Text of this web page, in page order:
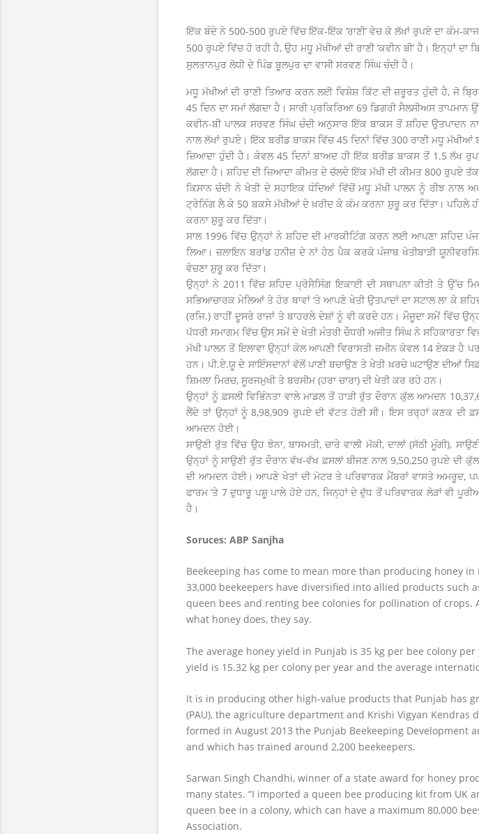
ਇੱਕ ਬੰਦੇ ਨੇ 500-500 ਰੁਪਏ ਵਿੱਚ ਇੱਕ-ਇੱਕ ‘ਰਾਣੀ’ ਵੇਚ ਕੇ ਲੱਖਾਂ ਰੁਪਏ ਦਾ ਕੰਮ-
500 ਰੁਪਏ ਵਿੱਚ ਹੋ ਰਹੀ ਹੈ, ਉਹ ਮਧੂ ਮੱਖੀਆਂ ਦੀ ਰਾਣੀ ‘ਕ‍ਵੀਨ ਬੀ’ ਹੈ। ਇਨ੍ਹਾਂ ਦਾ
ਸੁਲਤਾਨਪੁਰ ਲੋਧੀ ਦੇ ਪਿੰਡ ਬੂਲਪੁਰ ਦਾ ਵਾਸੀ ਸਰਵਣ ਸਿੰਘ ਚੰਦੀ ਹੈ।
ਮਧੂ ਮੱਖੀਆਂ ਦੀ ਰਾਣੀ ਤਿਆਰ ਕਰਨ ਲਈ ਵਿਸ਼ੇਸ਼ ਕਿੱਟ ਦੀ ਜ਼ਰੂਰਤ ਹੁੰਦੀ ਹੈ, ਜੋ
45 ਦਿਨ ਦਾ ਸਮਾਂ ਲੱਗਦਾ ਹੈ। ਸਾਰੀ ਪ੍ਰਕਿਰਿਆ 69 ਡਿਗਰੀ ਸੈਲਸੀਅਸ
ਕ‍ਵੀਨ-ਬੀ ਪਾਲਕ ਸਰਵਣ ਸਿੰਘ ਚੰਦੀ ਅਨੁਸਾਰ ਇੱਕ ਬਾਕਸ ਤੋਂ ਸ਼ਹਿਦ ਉਤਪਾਦਨ
ਨਾਲ ਲੱਖਾਂ ਰੁਪਏ। ਇੱਕ ਬਰੀਡ ਬਾਕਸ ਵਿੱਚ 45 ਦਿਨਾਂ ਵਿੱਚ 300 ਰਾਣੀ ਮਧੂ
ਜ਼ਿਆਦਾ ਹੁੰਦੀ ਹੈ। ਕੇਵਲ 45 ਦਿਨਾਂ ਬਾਅਦ ਹੀ ਇੱਕ ਬਰੀਡ ਬਾਕਸ ਤੋਂ 1.5 ਲੱਖ
ਲੱਗਦਾ ਹੈ। ਸ਼ਹਿਦ ਦੀ ਜ਼ਿਆਦਾ ਕੀਮਤ ਦੇ ਚੱਲਦੇ ਇੱਕ ਮੱਖੀ ਦੀ ਕੀਮਤ 800 ਰੁਪਏ ਤੱਕ
ਕਿਸਾਨ ਚੰਦੀ ਨੇ ਖੇਤੀ ਦੇ ਸਹਾਇਕ ਧੰਦਿਆਂ ਵਿੱਚੋਂ ਮਧੂ ਮੱਖੀ ਪਾਲਨ ਨੂੰ ਰੀਝ
ਟ੍ਰੇਨਿੰਗ ਲੈ ਕੇ 50 ਬਕਸੇ ਮੱਖੀਆਂ ਦੇ ਖ਼ਰੀਦ ਕੇ ਕੰਮ ਕਰਨਾ ਸ਼ੁਰੂ ਕਰ ਦਿੱਤਾ। ਪਹਿਲੇ
ਕਰਨਾ ਸ਼ੁਰੂ ਕਰ ਦਿੱਤਾ।
ਸਾਲ 1996 ਵਿੱਚ ਉਨ੍ਹਾਂ ਨੇ ਸ਼ਹਿਦ ਦੀ ਮਾਰਕੀਟਿੰਗ ਕਰਨ ਲਈ ਆਪਣਾ ਸ਼ਹਿਦ
ਲਿਆ। ਜ਼ਲਾਇਨ ਬਰਾਂਡ ਹਨੀਜ਼ ਦੇ ਨਾਂ ਹੇਠ ਪੈਕ ਕਰਕੇ ਪੰਜਾਬ ਖੇਤੀਬਾੜੀ
ਵੇਚਣਾ ਸ਼ੁਰੂ ਕਰ ਦਿੱਤਾ।
ਉਨ੍ਹਾਂ ਨੇ 2011 ਵਿੱਚ ਸ਼ਹਿਦ ਪ੍ਰੋਸੈਸਿੰਗ ਇਕਾਈ ਦੀ ਸਥਾਪਨਾ ਕੀਤੀ ਤੇ
ਸਭਿਆਚਾਰਕ ਮੇਲਿਆਂ ਤੇ ਹੋਰ ਥਾਵਾਂ ‘ਤੇ ਆਪਣੇ ਖੇਤੀ ਉਤਪਾਦਾਂ ਦਾ ਸਟਾਲ ਲਾ ਕੇ
(ਰਜਿ.) ਰਾਹੀਂ ਦੂਸਰੇ ਰਾਜਾਂ ਤੇ ਬਾਹਰਲੇ ਦੇਸ਼ਾਂ ਨੂੰ ਵੀ ਕਰਦੇ ਹਨ। ਮੌਜੂਦਾ ਸਮੇਂ ਵਿੱਚ
ਪੱਧਰੀ ਸਮਾਗਮ ਵਿੱਚ ਉਸ ਸਮੇਂ ਦੇ ਖੇਤੀ ਮੰਤਰੀ ਚੌਧਰੀ ਅਜੀਤ ਸਿੰਘ ਨੇ ਸਹਿਕਾਰਤਾ
ਮੱਖੀ ਪਾਲਨ ਤੋਂ ਇਲਾਵਾ ਉਨ੍ਹਾਂ ਕੋਲ ਆਪਣੀ ਵਿਰਾਸਤੀ ਜ਼ਮੀਨ ਕੇਵਲ 14 ਏਕੜ
ਹਨ। ਪੀ.ਏ.ਯੂ ਦੇ ਸਾਇੰਸਦਾਨਾਂ ਵੱਲੋਂ ਪਾਣੀ ਬਚਾਉਣ ਤੇ ਖੇਤੀ ਖ਼ਰਚੇ ਘਟਾਉਣ ਦੀਆਂ
ਸ਼ਿਮਲਾ ਮਿਰਚ, ਸੂਰਜਮੁਖੀ ਤੇ ਬਰਸੀਮ (ਹਰਾ ਚਾਰਾ) ਦੀ ਖੇਤੀ ਕਰ ਰਹੇ ਹਨ।
ਉਨ੍ਹਾਂ ਨੂੰ ਫ਼ਸਲੀ ਵਿਭਿੰਨਤਾ ਵਾਲੇ ਮਾਡਲ ਤੋਂ ਹਾੜੀ ਰੁੱਤ ਦੌਰਾਨ ਕੁੱਲ ਆਮਦਨ
ਲੈਂਦੇ ਤਾਂ ਉਨ੍ਹਾਂ ਨੂੰ 8,98,909 ਰੁਪਏ ਦੀ ਵੱਟਤ ਹੋਣੀ ਸੀ। ਇਸ ਤਰ੍ਹਾਂ ਕਣਕ ਦੀ
ਆਮਦਨ ਹੋਈ।
ਸਾਉਣੀ ਰੁੱਤ ਵਿੱਚ ਉਹ ਝੋਨਾ, ਬਾਸਮਤੀ, ਚਾਰੇ ਵਾਲੀ ਮੱਕੀ, ਦਾਲਾਂ (ਸੱਠੀ ਮੂੰਗੀ),
ਉਨ੍ਹਾਂ ਨੂੰ ਸਾਉਣੀ ਰੁੱਤ ਦੌਰਾਨ ਵੱਖ-ਵੱਖ ਫ਼ਸਲਾਂ ਬੀਜਣ ਨਾਲ 9,50,250 ਰੁਪਏ
ਦੀ ਆਮਦਨ ਹੋਈ। ਆਪਣੇ ਖੇਤਾਂ ਦੀ ਮੋਟਰ ਤੇ ਪਰਿਵਾਰਕ ਮੈਂਬਰਾਂ ਵਾਸਤੇ ਅਮਰੂਦ,
ਫਾਰਮ ’ਤੇ 7 ਦੁਧਾਰੂ ਪਸ਼ੂ ਪਾਲੇ ਹੋਏ ਹਨ, ਜਿਨ੍ਹਾਂ ਦੇ ਦੁੱਧ ਤੋਂ ਪਰਿਵਾਰਕ ਲੋੜਾਂ ਵੀ
ਹੈ।
Soruces: ABP Sanjha
Beekeeping has come to mean more than producing honey
33,000 beekeepers have diversified into allied products such
queen bees and renting bee colonies for pollination of
what honey does, they say.
The average honey yield in Punjab is 35 kg per bee colony
yield is 15.32 kg per colony per year and the average
It is in producing other high-value products that Punjab has
(PAU), the agriculture department and Krishi Vigyan
formed in August 2013 the Punjab Beekeeping Development
and which has trained around 2,200 beekeepers.
Sarwan Singh Chandhi, winner of a state award for honey
many states. “I imported a queen bee producing kit from UK
queen bee in a colony, which can have a maximum 80,000
Association.